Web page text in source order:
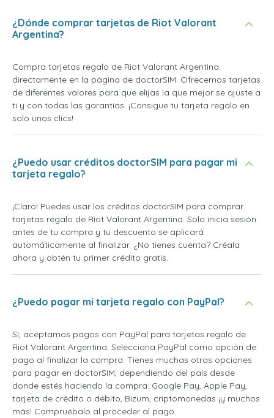
¿Dónde comprar tarjetas de Riot Valorant
Argentina?
Compra tarjetas regalo de Riot Valorant Argentina
directamente en la página de doctorSIM. Ofrecemos tarjetas
de diferentes valores para que elijas la que mejor se ajuste a
ti y con todas las garantías. ¡Consigue tu tarjeta regalo en
solo unos clics!
¿Puedo usar créditos doctorSIM para pagar mi
tarjeta regalo?
¡Claro! Puedes usar los créditos doctorSIM para comprar
tarjetas regalo de Riot Valorant Argentina. Solo inicia sesión
antes de tu compra y tu descuento se aplicará
automáticamente al finalizar. ¿No tienes cuenta? Créala
ahora y obtén tu primer crédito gratis.
¿Puedo pagar mi tarjeta regalo con PayPal?
Sí, aceptamos pagos con PayPal para tarjetas regalo de
Riot Valorant Argentina. Selecciona PayPal como opción de
pago al finalizar la compra. Tienes muchas otras opciones
para pagar en doctorSIM, dependiendo del país desde
donde estés haciendo la compra: Google Pay, Apple Pay,
tarjeta de crédito o débito, Bizum, criptomonedas ¡y muchos
más! Compruébalo al proceder al pago.